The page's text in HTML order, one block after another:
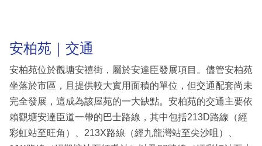
安柏苑｜交通
安柏苑位於觀塘安禧街，屬於安達臣發展項目。儘管安柏苑
坐落於市區，且提供較大實用面積的單位，但交通配套尚未
完全發展，這成為該屋苑的一大缺點。安柏苑的交通主要依
賴觀塘安達臣道一帶的巴士路線，其中包括213D路線（經
彩虹站至旺角）、213X路線（經九龍灣站至尖沙咀）、